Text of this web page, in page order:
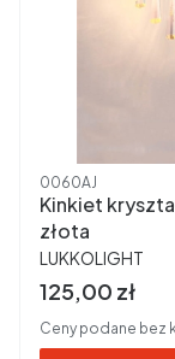
Kod produktu
0060AJ
Kinkiet
złota
PRODUCENT
LUKKOLIGHT
Cena brutto
125,00 zł
Ceny podane bez